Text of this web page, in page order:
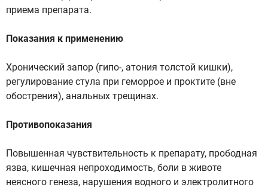
приема препарата.
Показания к применению
Хронический запор (гипо-, атония толстой кишки),
регулирование стула при геморрое и проктите (вне
обострения), анальных трещинах.
Противопоказания
Повышенная чувствительность к препарату, прободная
язва, кишечная непроходимость, боли в животе
неясного генеза, нарушения водного и электролитного